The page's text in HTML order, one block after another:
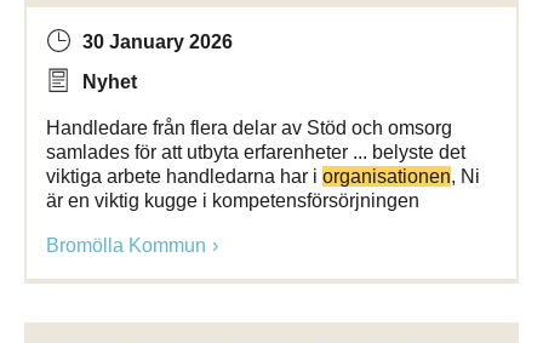
30 January 2026
Nyhet
Handledare från flera delar av Stöd och omsorg
samlades för att utbyta erfarenheter ... belyste det
viktiga arbete handledarna har i organisationen, Ni
är en viktig kugge i kompetensförsörjningen
Bromölla Kommun